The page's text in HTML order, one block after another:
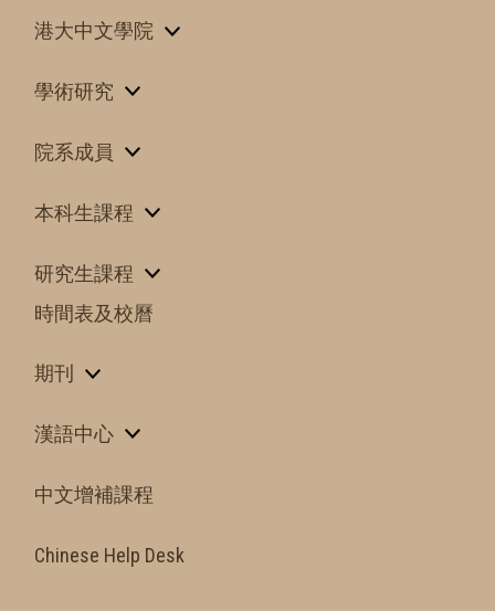
港大中文學院
學術研究
院系成員
本科生課程
研究生課程
時間表及校曆
期刊
漢語中心
中文增補課程
Chinese Help Desk